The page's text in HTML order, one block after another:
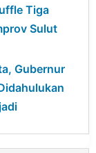
Tiga
Sulut
Gubernur